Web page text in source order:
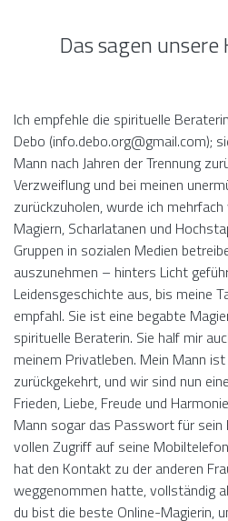
Das sagen unsere
Ich empfehle die spirituelle
Debo (info.debo.org@gmail.com);
Mann nach Jahren der Trennung
Verzweiflung und bei meinen
zurückzuholen, wurde ich
Magiern, Scharlatanen und
Gruppen in sozialen Medien
auszunehmen – hinters Licht
Leidensgeschichte aus, bis meine
empfahl. Sie ist eine begabte
spirituelle Beraterin. Sie half mir
meinem Privatleben. Mein Mann
zurückgekehrt, und wir sind nun
Frieden, Liebe, Freude und
Mann sogar das Passwort für sein
vollen Zugriff auf seine
hat den Kontakt zu der anderen
weggenommen hatte, vollständig
du bist die beste Online-Magierin,